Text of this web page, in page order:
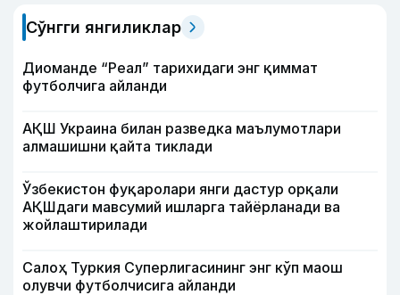
Сўнгги янгиликлар
Диоманде “Реал” тарихидаги энг қиммат
футболчига айланди
АҚШ Украина билан разведка маълумотлари
алмашишни қайта тиклади
Ўзбекистон фуқаролари янги дастур орқали
АҚШдаги мавсумий ишларга тайёрланади ва
жойлаштирилади
Салоҳ Туркия Суперлигасининг энг кўп маош
олувчи футболчисига айланди